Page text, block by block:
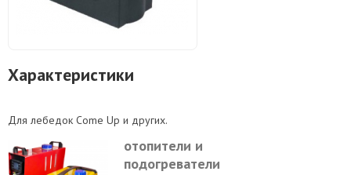
Характеристики
Для лебедок Come Up и других.
отопители и
подогреватели